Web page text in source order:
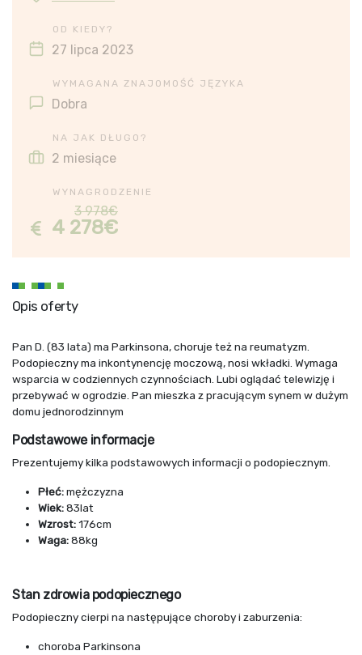
OD KIEDY?
27 lipca 2023
WYMAGANA ZNAJOMOŚĆ JĘZYKA
Dobra
NA JAK DŁUGO?
2 miesiące
WYNAGRODZENIE
3 978€
4 278€
Opis oferty
Pan D. (83 lata) ma Parkinsona, choruje też na reumatyzm.
Podopieczny ma inkontynencję moczową, nosi wkładki. Wymaga
wsparcia w codziennych czynnościach. Lubi oglądać telewizję i
przebywać w ogrodzie. Pan mieszka z pracującym synem w dużym
domu jednorodzinnym
Podstawowe informacje
Prezentujemy kilka podstawowych informacji o podopiecznym.
Płeć:mężczyzna
Wiek:83lat
Wzrost:176cm
Waga:88kg
Stan zdrowia podopiecznego
Podopieczny cierpi na następujące choroby i zaburzenia:
choroba Parkinsona